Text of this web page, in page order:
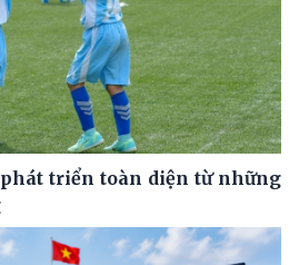
triển toàn diện từ những